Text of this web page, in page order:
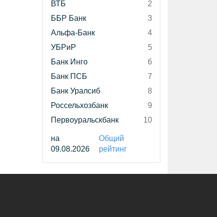
ВТБ
2
ББР Банк
3
Альфа-Банк
4
УБРиР
5
Банк Инго
6
Банк ПСБ
7
Банк Уралсиб
8
Россельхозбанк
9
Первоуральскбанк
10
на
09.08.2026
Общий
рейтинг